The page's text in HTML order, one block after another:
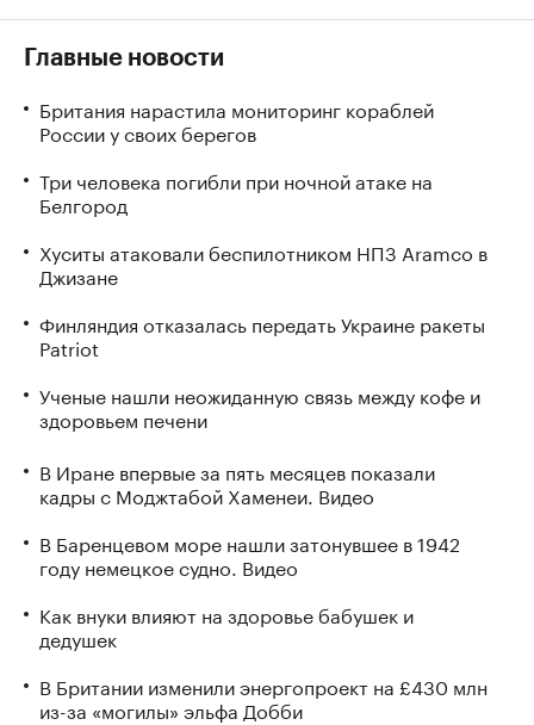
Главные новости
Британия нарастила мониторинг кораблей
России у своих берегов
Три человека погибли при ночной атаке на
Белгород
Хуситы атаковали беспилотником НПЗ Aramco в
Джизане
Финляндия отказалась передать Украине ракеты
Patriot
Ученые нашли неожиданную связь между кофе и
здоровьем печени
В Иране впервые за пять месяцев показали
кадры с Моджтабой Хаменеи. Видео
В Баренцевом море нашли затонувшее в 1942
году немецкое судно. Видео
Как внуки влияют на здоровье бабушек и
дедушек
В Британии изменили энергопроект на £430 млн
из-за «могилы» эльфа Добби